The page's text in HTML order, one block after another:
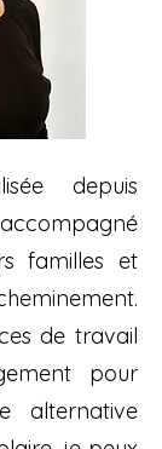
depuis
familles et
de travail
pour
alternative